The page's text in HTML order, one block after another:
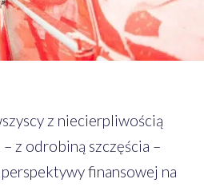
z niecierpliwością
z odrobiną szczęścia –
finansowej na